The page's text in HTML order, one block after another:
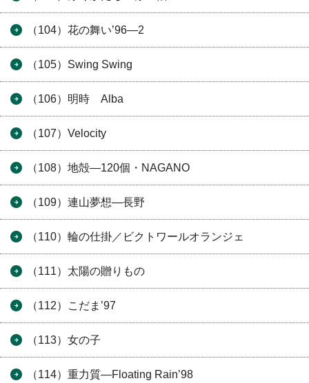
（104）花の舞い’96―2
（105）Swing Swing
（106）明時 Alba
（107）Velocity
（108）地殻―120個・NAGANO
（109）連山夢想―長野
（110）輪の仕掛／ビクトワールオランジェ
（111）太陽の贈りもの
（112）こだま’97
（113）女の子
（114）重力質―Floating Rain’98